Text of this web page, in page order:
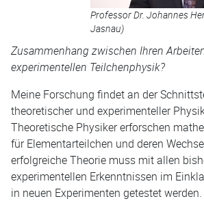
Professor Dr. Johannes
Jasnau)
Zusammenhang zwischen Ihren
experimentellen Teilchenphysik?
Meine Forschung findet an der
theoretischer und experimenteller
Theoretische Physiker erforschen
für Elementarteilchen und deren
erfolgreiche Theorie muss mit allen
experimentellen Erkenntnissen im
in neuen Experimenten getestet